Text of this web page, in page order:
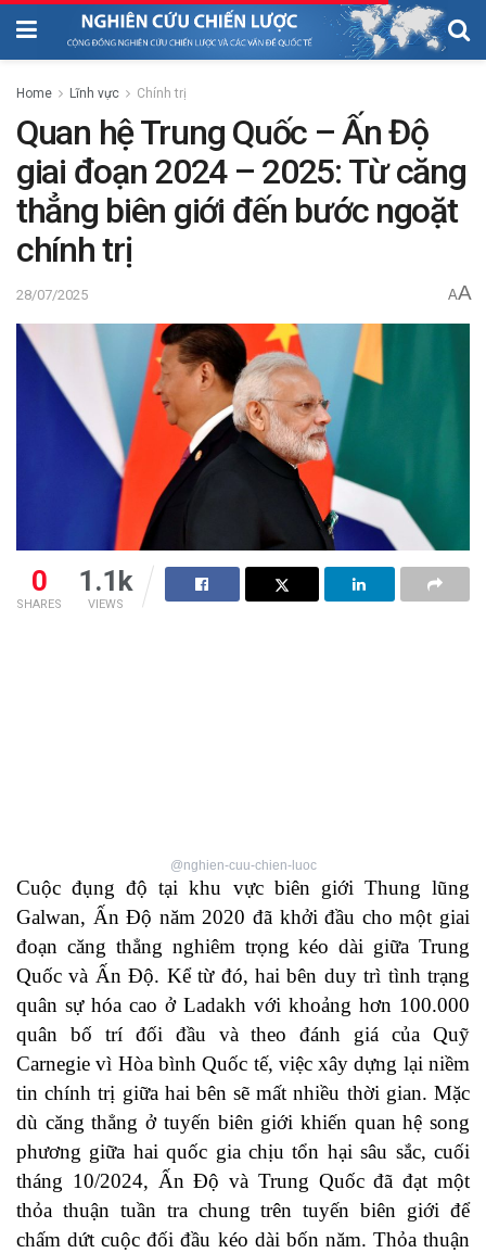
Home Lĩnh vực Chính trị
Quan hệ Trung Quốc – Ấn Độ
giai đoạn 2024 – 2025: Từ căng
thẳng biên giới đến bước ngoặt
chính trị
28/07/2025 AA
0
SHARES
1.1k
VIEWS
@nghien-cuu-chien-luoc
Cuộc đụng độ tại khu vực biên giới Thung lũng
Galwan, Ấn Độ năm 2020 đã khởi đầu cho một giai
đoạn căng thẳng nghiêm trọng kéo dài giữa Trung
Quốc và Ấn Độ. Kể từ đó, hai bên duy trì tình trạng
quân sự hóa cao ở Ladakh với khoảng hơn 100.000
quân bố trí đối đầu và theo đánh giá của Quỹ
Carnegie vì Hòa bình Quốc tế, việc xây dựng lại niềm
tin chính trị giữa hai bên sẽ mất nhiều thời gian. Mặc
dù căng thẳng ở tuyến biên giới khiến quan hệ song
phương giữa hai quốc gia chịu tổn hại sâu sắc, cuối
tháng 10/2024, Ấn Độ và Trung Quốc đã đạt một
thỏa thuận tuần tra chung trên tuyến biên giới để
chấm dứt cuộc đối đầu kéo dài bốn năm. Thỏa thuận